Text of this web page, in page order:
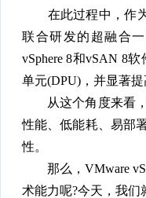
在此过程中，作为
联合研发的超融合
vSphere 8和vSAN 8
单元(DPU)，并显著提
从这个角度来看，
性能、低能耗、易部
性。
那么，VMware
术能力呢?今天，我们